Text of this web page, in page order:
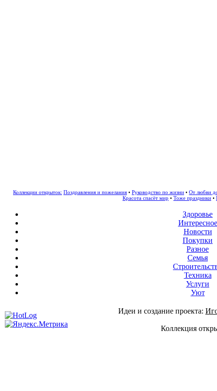
Коллекции открыток: Поздравления и пожелания • Руководство по жизни • От любви
Красота спасёт мир • Тоже праздники •
Здоровье
Интересное
Новости
Покупки
Разное
Семья
Техника
Услуги
Уют
Идеи и создание проекта:
Коллекция